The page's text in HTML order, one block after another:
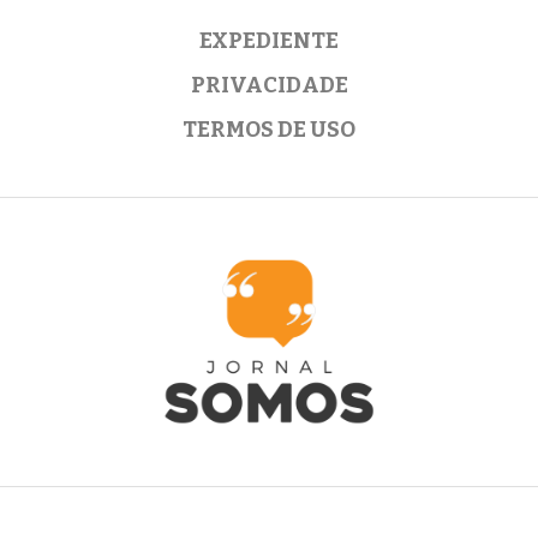
EXPEDIENTE
PRIVACIDADE
TERMOS DE USO